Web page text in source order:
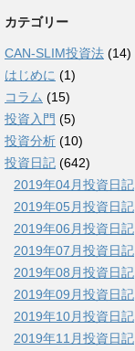
カテゴリー
CAN-SLIM投資法 (14)
はじめに (1)
コラム (15)
投資入門 (5)
投資分析 (10)
投資日記 (642)
2019年04月投資日記
2019年05月投資日記
2019年06月投資日記
2019年07月投資日記
2019年08月投資日記
2019年09月投資日記
2019年10月投資日記
2019年11月投資日記